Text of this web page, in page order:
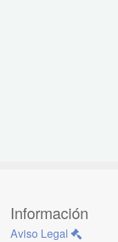
Información
Aviso Legal